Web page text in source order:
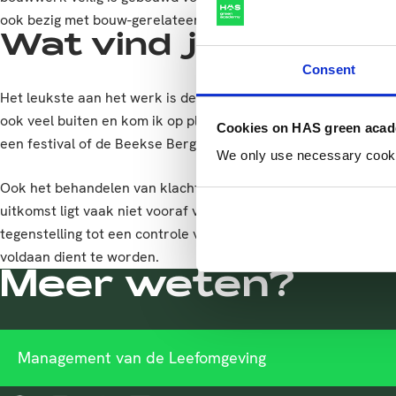
Consent
Cookies on HAS green
We only use necessary
ook bezig met bouw-gerelateerde klachten en meldingen van
Wat vind je leuk
Het leukste aan het werk is de afwisseling, ik ben elke dag
ook veel buiten en kom ik op plekken waar niet veel mensen
een festival of de Beekse Bergen).
Ook het behandelen van klachten/melding van
uitkomst ligt vaak niet vooraf vast en is het vaak een
tegenstelling tot een controle van een bouwwerk waar je
voldaan dient te worden.
Meer weten?
Management van de Leefomgeving